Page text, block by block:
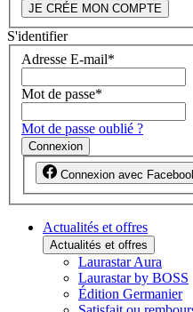
JE CRÉE MON COMPTE
S'identifier
Adresse E-mail*
Mot de passe*
Mot de passe oublié ?
Connexion
Connexion avec
Actualités et offres
Actualités et offres
Laurastar Aura
Laurastar by BOSS
Édition Germanier